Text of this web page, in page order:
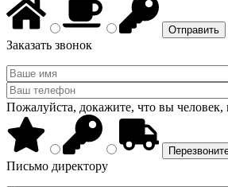
Заказать звонок
Пожалуйста, докажите, что вы человек,
Письмо директору